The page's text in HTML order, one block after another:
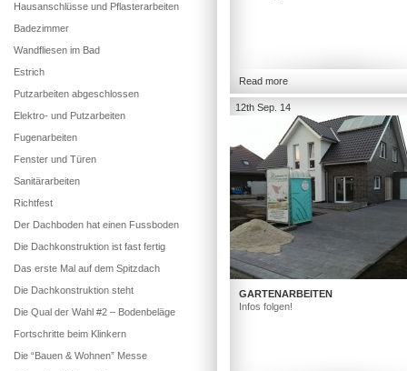
Read more
12th Sep. 14
GARTENARBEITEN
Infos folgen!
Hausanschlüsse und Pflasterarbeiten
Badezimmer
Wandfliesen im Bad
Estrich
Putzarbeiten abgeschlossen
Elektro- und Putzarbeiten
Fugenarbeiten
Fenster und Türen
Sanitärarbeiten
Richtfest
Der Dachboden hat einen Fussboden
Die Dachkonstruktion ist fast fertig
Das erste Mal auf dem Spitzdach
Die Dachkonstruktion steht
Die Qual der Wahl #2 – Bodenbeläge
Fortschritte beim Klinkern
Die “Bauen & Wohnen” Messe